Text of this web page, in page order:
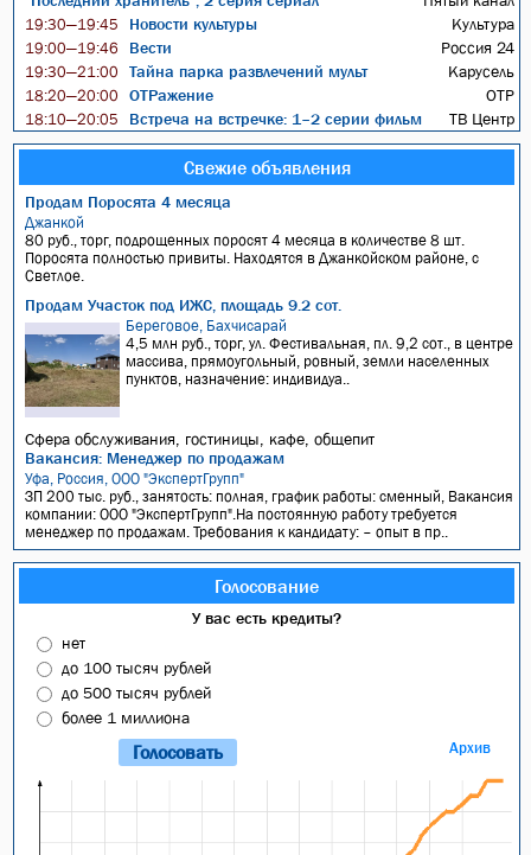
19:30—19:45 Новости культуры Культура
19:00—19:46 Вести Россия 24
19:30—21:00 Тайна парка развлечений мульт Карусель
18:20—20:00 ОТРажение ОТР
18:10—20:05 Встреча на встречке: 1–2 серии фильм ТВ Центр
Свежие объявления
Продам Поросята 4 месяца
Джанкой
80 руб., торг, подрощенных поросят 4 месяца в количестве 8 шт.
Поросята полностью привиты. Находятся в Джанкойском районе, с
Светлое.
Продам Участок под ИЖС, площадь 9.2 сот.
Береговое, Бахчисарай
4,5 млн руб., торг, ул. Фестивальная, пл. 9,2 сот., в центре
массива, прямоугольный, ровный, земли населенных
пунктов, назначение: индивидуа..
Сфера обслуживания, гостиницы, кафе, общепит
Вакансия: Менеджер по продажам
Уфа, Россия, ООО "ЭкспертГрупп"
ЗП 200 тыс. руб., занятость: полная, график работы: сменный, Вакансия
компании: ООО "ЭкспертГрупп".На постоянную работу требуется
менеджер по продажам. Требования к кандидату: – опыт в пр..
Голосование
У вас есть кредиты?
нет
до 100 тысяч рублей
до 500 тысяч рублей
более 1 миллиона
Архив